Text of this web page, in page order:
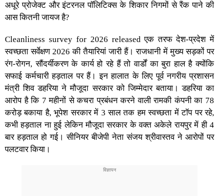
अधूरे प्रोजेक्ट और इंटरनल पॉलिटिक्स के शिकार निगमों से रैंक पाने की
आस कितनी जायज है?
Cleanliness survey for 2026 releasedएक तरफ देश-प्रदेश में
स्वच्छता सर्वेक्षण 2026 की तैयारियां जारी हैं। राजधानी में मुख्य सड़कों पर
रंग-रोगन, सौंदर्यीकरण के कार्य हो रहे हैं तो वार्डों का बुरा हाल है क्योंकि
सफाई कर्मचारी हड़ताल पर हैं। इन हालात के लिए पूर्व नगरीय प्रशासन
मंत्री शिव डहरिया ने मौजूदा सरकार को जिम्मेदार बताया। डहरिया का
आरोप है कि 7 महीनों से कचरा प्रबंधन करने वाली रामकी कंपनी का 78
करोड़ बकाया है, भूपेश सरकार में 3 साल तक हम स्वच्छता में टॉप पर रहे,
कभी हड़ताल ना हुई लेकिन मौजूदा सरकार के वक्त अकेले रायपुर में ही 4
बार हड़ताल हो गई। सीनियर बीजेपी नेता संजय श्रीवास्तव ने आरोपों पर
पलटवार किया।